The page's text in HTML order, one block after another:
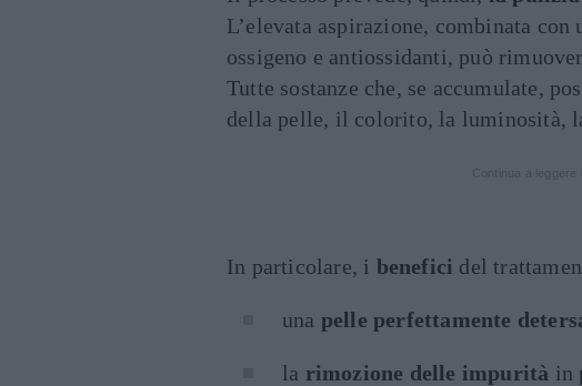
L’elevata aspirazione, combinata
ossigeno e antiossidanti, può
Tutte sostanze che, se accumulate,
della pelle, il colorito, la luminosità,
In particolare, i benefici del
una pelle perfettamente
la rimozione delle impurità in